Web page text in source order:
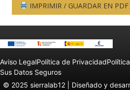
IMPRIMIR / GUARDAR EN PDF
Aviso LegalPolítica de Privacidad
Sus Datos Seguros
© 2025 sierralab12 | Diseñado y